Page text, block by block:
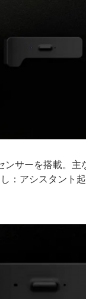
ンサーを搭載。
：アシスタント